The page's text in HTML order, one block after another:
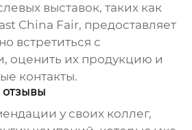
выставок, таких как
China Fair, предоставляет
встретиться с
оценить их продукцию и
контакты.
отзывы
у своих коллег,